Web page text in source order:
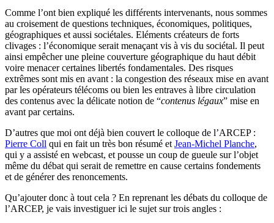
Comme l’ont bien expliqué les différents intervenants, nous sommes
au croisement de questions techniques, économiques, politiques,
géographiques et aussi sociétales. Eléments créateurs de forts
clivages : l’économique serait menaçant vis à vis du sociétal. Il peut
ainsi empêcher une pleine couverture géographique du haut débit
voire menacer certaines libertés fondamentales. Des risques
extrêmes sont mis en avant : la congestion des réseaux mise en avant
par les opérateurs télécoms ou bien les entraves à libre circulation
des contenus avec la délicate notion de “contenus légaux” mise en
avant par certains.
D’autres que moi ont déjà bien couvert le colloque de l’ARCEP :
Pierre Coll qui en fait un très bon résumé et Jean-Michel Planche,
qui y a assisté en webcast, et pousse un coup de gueule sur l’objet
même du débat qui serait de remettre en cause certains fondements
et de générer des renoncements.
Qu’ajouter donc à tout cela ? En reprenant les débats du colloque de
l’ARCEP, je vais investiguer ici le sujet sur trois angles :